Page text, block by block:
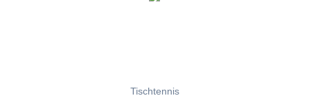
Tischtennis